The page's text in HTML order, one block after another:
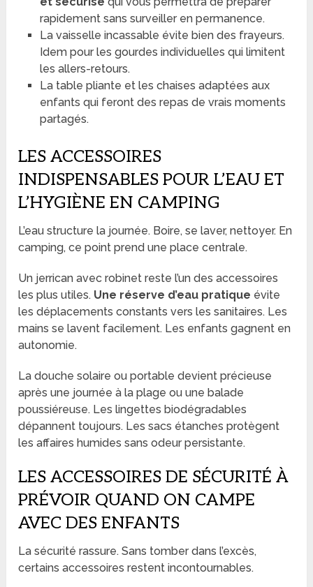
rapidement sans surveiller en permanence.
La vaisselle incassable évite bien des frayeurs.
Idem pour les gourdes individuelles qui limitent
les allers-retours.
La table pliante et les chaises adaptées aux
enfants qui feront des repas de vrais moments
partagés.
LES ACCESSOIRES
INDISPENSABLES POUR L’EAU ET
L’HYGIÈNE EN CAMPING
L’eau structure la journée. Boire, se laver, nettoyer. En
camping, ce point prend une place centrale.
Un jerrican avec robinet reste l’un des accessoires
les plus utiles. Une réserve d’eau pratique évite
les déplacements constants vers les sanitaires. Les
mains se lavent facilement. Les enfants gagnent en
autonomie.
La douche solaire ou portable devient précieuse
après une journée à la plage ou une balade
poussiéreuse. Les lingettes biodégradables
dépannent toujours. Les sacs étanches protègent
les affaires humides sans odeur persistante.
LES ACCESSOIRES DE SÉCURITÉ À
PRÉVOIR QUAND ON CAMPE
AVEC DES ENFANTS
La sécurité rassure. Sans tomber dans l’excès,
certains accessoires restent incontournables.